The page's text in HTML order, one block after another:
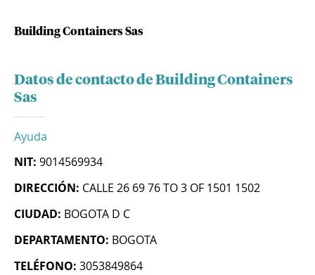
Building Containers Sas
Datos de contacto de Building Containers
Sas
Ayuda
NIT: 9014569934
DIRECCIÓN: CALLE 26 69 76 TO 3 OF 1501 1502
CIUDAD: BOGOTA D C
DEPARTAMENTO: BOGOTA
TELÉFONO: 3053849864